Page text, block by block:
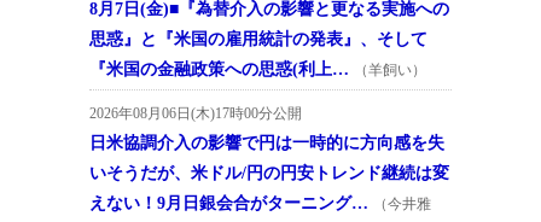
8月7日(金)■『為替介入の影響と更なる実施への
思惑』と『米国の雇用統計の発表』、そして
『米国の金融政策への思惑(利上…
（羊飼い）
2026年08月06日(木)17時00分公開
日米協調介入の影響で円は一時的に方向感を失
いそうだが、米ドル/円の円安トレンド継続は変
えない！9月日銀会合がターニング…
（今井雅